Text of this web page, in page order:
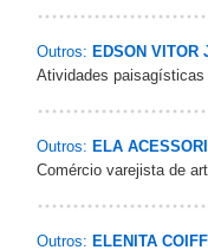
Outros: EDSON VITOR
Atividades paisagísticas
Outros: ELA
Comércio varejista de
Outros: ELENITA